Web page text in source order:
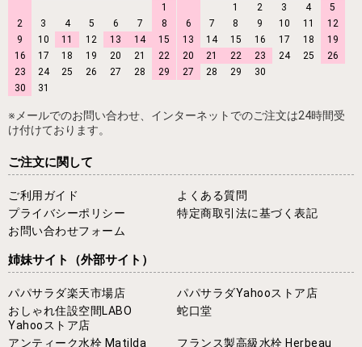
1
2
3 4 5 6 7
8
9
10 11 12 13 14
15
16
17 18 19 20 21
22
23
24 25 26 27 28
29
30
31
1
2 3 4
5
6
7 8 9 10 11
12
13
14 15 16 17 18
19
20
21 22 23 24 25
26
27
28 29 30
※メールでのお問い合わせ、インターネットでのご注文は24時間受
け付けております。
ご注文に関して
ご利用ガイド
よくある質問
プライバシーポリシー
特定商取引法に基づく表記
お問い合わせフォーム
姉妹サイト （外部サイト）
パパサラダ楽天市場店
パパサラダYahooストア店
おしゃれ住設空間LABO
Yahooストア店
蛇口堂
アンティーク水栓 Matilda フランス製高級水栓 Herbeau